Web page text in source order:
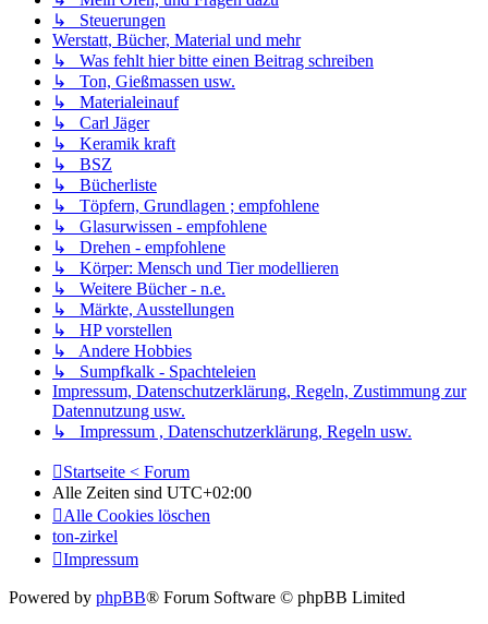
↳ Steuerungen
Werstatt, Bücher, Material und mehr
↳ Was fehlt hier bitte einen Beitrag schreiben
↳ Ton, Gießmassen usw.
↳ Materialeinauf
↳ Carl Jäger
↳ Keramik kraft
↳ BSZ
↳ Bücherliste
↳ Töpfern, Grundlagen ; empfohlene
↳ Glasurwissen - empfohlene
↳ Drehen - empfohlene
↳ Körper: Mensch und Tier modellieren
↳ Weitere Bücher - n.e.
↳ Märkte, Ausstellungen
↳ HP vorstellen
↳ Andere Hobbies
↳ Sumpfkalk - Spachteleien
Impressum, Datenschutzerklärung, Regeln, Zustimmung zur
Datennutzung usw.
↳ Impressum , Datenschutzerklärung, Regeln usw.
Startseite < Forum
Alle Zeiten sind UTC+02:00
Alle Cookies löschen
ton-zirkel
Impressum
Powered by phpBB® Forum Software © phpBB Limited